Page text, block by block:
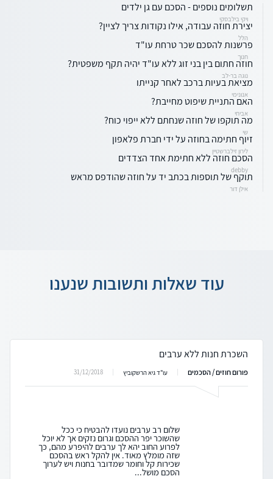
תשלומים נוספים - הסכם עם גן ילדים
ויקי בילבסקי
יצירת חוזה עבודה, אילו נקודות צריך לציין?
הלל
פרשנות להסכם שכר טרחת עו"ד
חנוך
חוזה חתום בין בני זוג ללא עו"ד יהיה תקף משפטית?
נוגה בר-לב
מציאת בעיות ברכב לאחר קנייתו
אנונימי
האם התניית שיפוט מחייבת?
אביחי
מה תוקפו של חוזה שנחתם ללא ייפוי כוח?
שי
זיוף חתימה בחוזה על ידי חברת פלאפון
לירון זילברשטיין
הסכם חוזה ללא חתימת אחד הצדדים
debby
תוקף של תוספות בכתב יד על חוזה שהודפס מראש
אילן דור
עוד שאלות ותשובות שנענו
השכרת חנות ללא ערבים
פורום חוזים / הסכמים עו"ד גיא הרשקוביץ 31/12/2018
שלום רב ערבים נועדו להבטיח כי ככל
שהשוכר יפר ההסכם וגרום נזקים אך לא יוכל
לפרוע החוב יהא לך ערבים להיפרע מהם, כך
שזה מומלץ מאוד. אין להקל ראש בהסכם
שכירות קל וחומר שמדובר בחנות ויש לערוך
הסכם מושל...